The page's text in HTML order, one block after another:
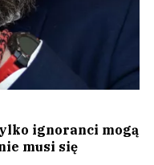
ignoranci mogą
musi się